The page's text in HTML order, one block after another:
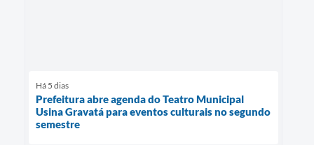
Há 5 dias
Prefeitura abre agenda do Teatro Municipal
Usina Gravatá para eventos culturais no segundo
semestre